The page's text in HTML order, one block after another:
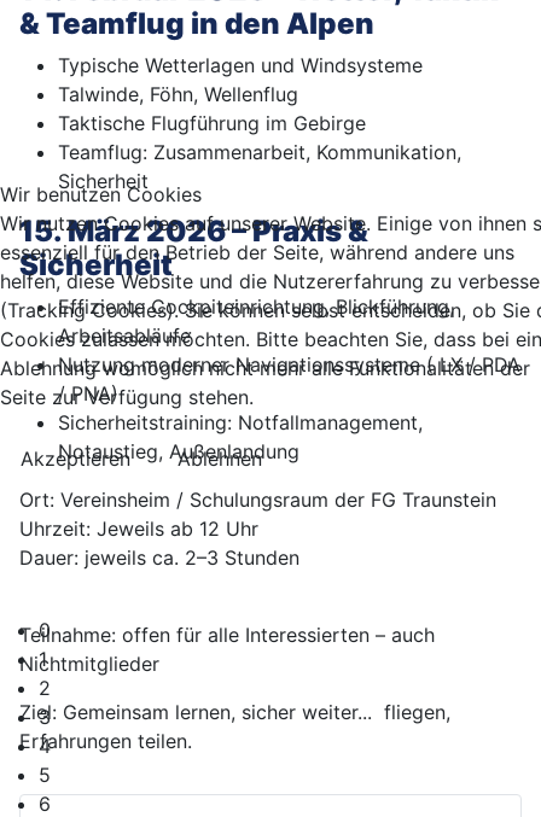
0
1
2
3
4
5
6
& Teamflug in den Alpen
Typische Wetterlagen und Windsysteme
Talwinde, Föhn, Wellenflug
Taktische Flugführung im Gebirge
Teamflug: Zusammenarbeit, Kommunikation,
Sicherheit
15. März 2026 – Praxis &
Sicherheit
Effiziente Cockpiteinrichtung, Blickführung,
Arbeitsabläufe
Nutzung moderner Navigationssysteme ( LX / PDA
/ PNA)
Sicherheitstraining: Notfallmanagement,
Notaustieg, Außenlandung
Ort: Vereinsheim / Schulungsraum der FG Traunstein
Uhrzeit: Jeweils ab 12 Uhr
Dauer: jeweils ca. 2–3 Stunden
Teilnahme: offen für alle Interessierten – auch
Nichtmitglieder
Ziel: Gemeinsam lernen, sicher weiter... fliegen,
Erfahrungen teilen.
Wir benutzen Cookies
Wir nutzen Cookies auf unserer Website. Einige von ihnen
essenziell für den Betrieb der Seite, während andere uns
helfen, diese Website und die Nutzererfahrung zu
(Tracking Cookies). Sie können selbst entscheiden, ob Sie
Cookies zulassen möchten. Bitte beachten Sie, dass bei
Ablehnung womöglich nicht mehr alle Funktionalitäten der
Seite zur Verfügung stehen.
Akzeptieren Ablehnen